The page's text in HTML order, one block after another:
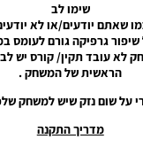
שימו לב
שאתם יודעים/או לא
גרפיקה גורם לעומס
לא עובד תקין/ קורס יש
הראשית של המשחק .
על שום נזק שיש למשחק
מדריך התקנה